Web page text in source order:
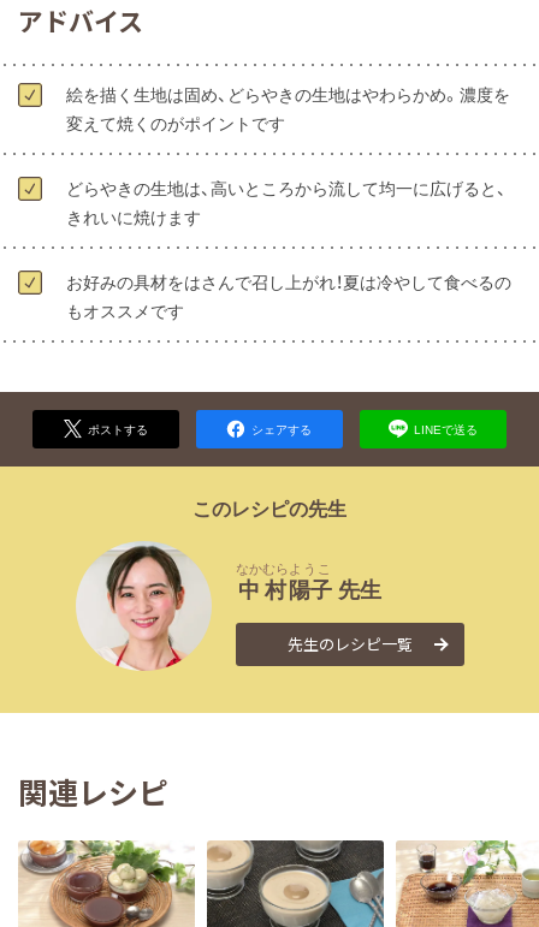
アドバイス
絵を描く生地は固め、どらやきの生地はやわらかめ。濃度を
変えて焼くのがポイントです
どらやきの生地は、高いところから流して均一に広げると、
きれいに焼けます
お好みの具材をはさんで召し上がれ！夏は冷やして食べるの
もオススメです
ポストする シェアする LINEで送る
このレシピの先生
中村
なかむら
陽子
ようこ
先生
先生のレシピ一覧
関連レシピ